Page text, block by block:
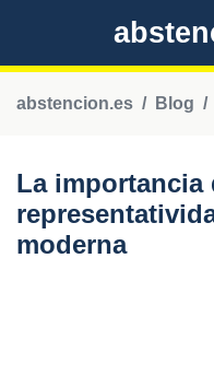
abstencion.es Blog
La importancia
moderna